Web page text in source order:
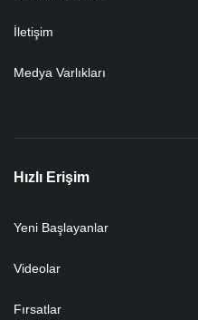
İletişim
Medya Varlıkları
Hızlı Erişim
Yeni Başlayanlar
Videolar
Fırsatlar